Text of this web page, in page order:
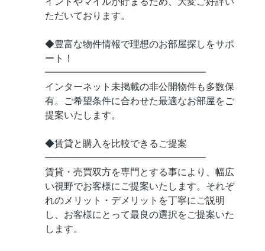
ただいております。
◆豊富な物件情報で理想のお部屋探しをサポ
ート！
━━━━━━━━━━━━━━━━━
インターネット未掲載の非公開物件も多数保
有。ご希望条件に合わせた最適なお部屋をご
提案いたします。
◆賃貸と購入を比較できるご提案
━━━━━━━━━━━━━━━━━
賃貸・売買双方を専門とする事により、幅広
い視野でお客様にご提案いたします。それぞ
れのメリット・デメリットを丁寧にご説明
し、お客様にとって最良の選択をご提案いた
します。